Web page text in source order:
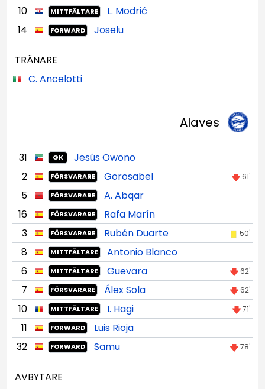
10
MITTFÄLTARE
L. Modrić
14
FORWARD Joselu
TRÄNARE
C. Ancelotti
Alaves
31 GK
Jesús Owono
2
FÖRSVARARE Gorosabel 61'
5 FÖRSVARARE
A. Abqar
16
FÖRSVARARE
Rafa Marín
3
FÖRSVARARE Rubén Duarte 50'
8 MITTFÄLTARE
Antonio Blanco
6
MITTFÄLTARE Guevara 62'
7 FÖRSVARARE Álex Sola 62'
10 MITTFÄLTARE I. Hagi 71'
11 FORWARD
Luis Rioja
32
FORWARD Samu 78'
AVBYTARE